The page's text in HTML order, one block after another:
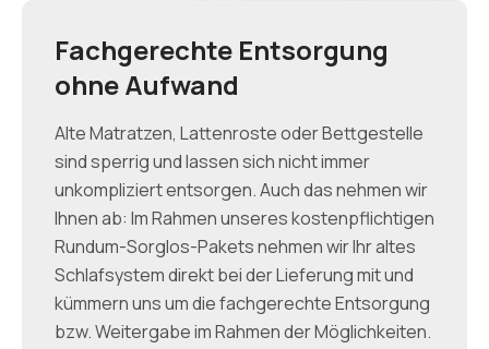
Fachgerechte Entsorgung
ohne Aufwand
Alte Matratzen, Lattenroste oder Bettgestelle
sind sperrig und lassen sich nicht immer
unkompliziert entsorgen. Auch das nehmen wir
Ihnen ab: Im Rahmen unseres kostenpflichtigen
Rundum-Sorglos-Pakets nehmen wir Ihr altes
Schlafsystem direkt bei der Lieferung mit und
kümmern uns um die fachgerechte Entsorgung
bzw. Weitergabe im Rahmen der Möglichkeiten.